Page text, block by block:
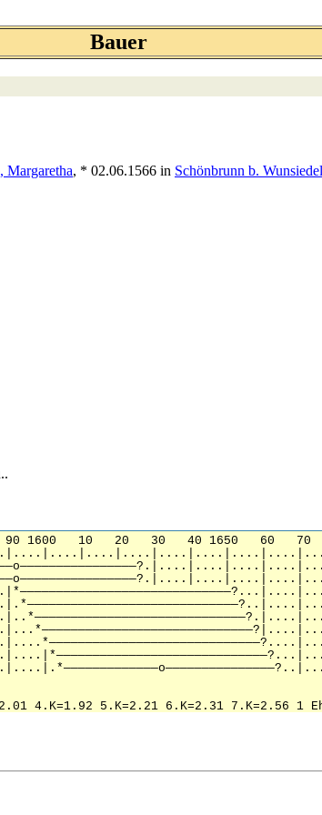
Bauer
, Margaretha, * 02.06.1566 in Schönbrunn b. Wunsiedel